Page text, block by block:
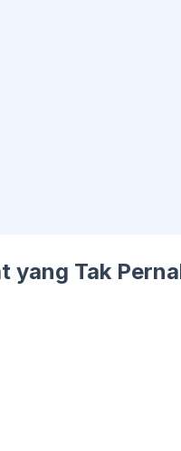
Tak